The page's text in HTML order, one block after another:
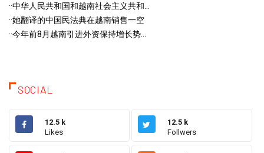
··中华人民共和国和越南社会主义共和...
··她翻译的中国民法典在越南销售一空
··今年前8月越南引进外资保持增长势...
SOCIAL
12.5 k
Likes
12.5 k
Follwers